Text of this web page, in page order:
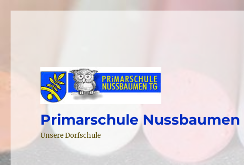
Primarschule Nussbaumen
Unsere Dorfschule